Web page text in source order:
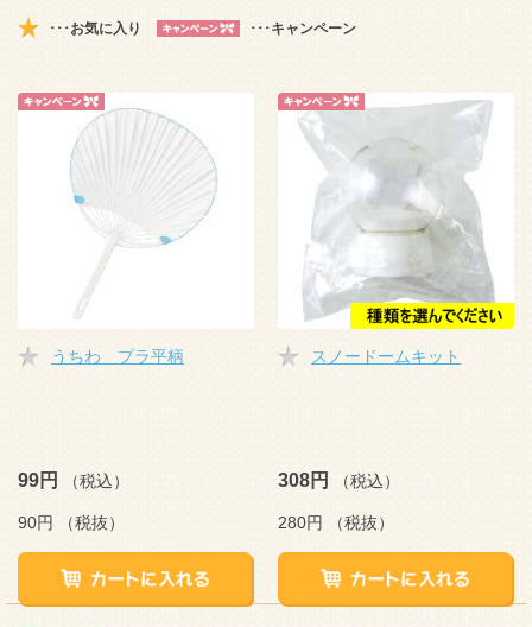
･･･お気に入り ･･･キャンペーン
うちわ プラ平柄
99円 （税込）
90円 （税抜）
スノードームキット
308円 （税込）
280円 （税抜）